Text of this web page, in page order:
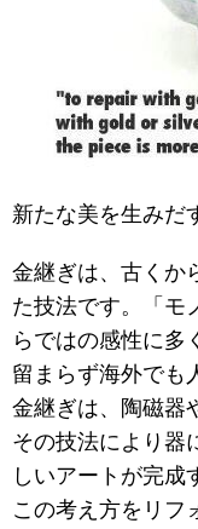
新たな美を生みだ
金継ぎは、古くか
た技法です。「モ
らではの感性に多
留まらず海外でも
金継ぎは、陶磁器
その技法により器
しいアートが完成
この考え方をリフ